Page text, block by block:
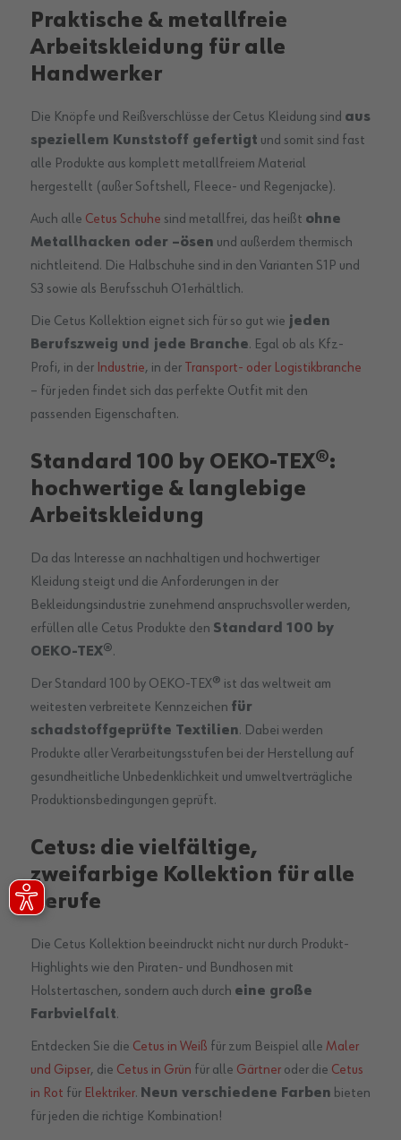
Praktische & metallfreie
Arbeitskleidung für alle
Handwerker
Die Knöpfe und Reißverschlüsse der Cetus Kleidung sind aus
speziellem Kunststoff gefertigt und somit sind fast
alle Produkte aus komplett metallfreiem Material
hergestellt (außer Softshell, Fleece- und Regenjacke).
Auch alle Cetus Schuhe sind metallfrei, das heißt ohne
Metallhacken oder –ösen und außerdem thermisch
nichtleitend. Die Halbschuhe sind in den Varianten S1P und
S3 sowie als Berufsschuh O1erhältlich.
Die Cetus Kollektion eignet sich für so gut wie jeden
Berufszweig und jede Branche. Egal ob als Kfz-
Profi, in der Industrie, in der Transport- oder Logistikbranche
– für jeden findet sich das perfekte Outfit mit den
passenden Eigenschaften.
Standard 100 by OEKO-TEX®:
hochwertige & langlebige
Arbeitskleidung
Da das Interesse an nachhaltigen und hochwertiger
Kleidung steigt und die Anforderungen in der
Bekleidungsindustrie zunehmend anspruchsvoller werden,
erfüllen alle Cetus Produkte den Standard 100 by
OEKO-TEX®.
Der Standard 100 by OEKO-TEX® ist das weltweit am
weitesten verbreitete Kennzeichen für
schadstoffgeprüfte Textilien. Dabei werden
Produkte aller Verarbeitungsstufen bei der Herstellung auf
gesundheitliche Unbedenklichkeit und umweltverträgliche
Produktionsbedingungen geprüft.
Cetus: die vielfältige,
zweifarbige Kollektion für alle
Berufe
Die Cetus Kollektion beeindruckt nicht nur durch Produkt-
Highlights wie den Piraten- und Bundhosen mit
Holstertaschen, sondern auch durch eine große
Farbvielfalt.
Entdecken Sie die Cetus in Weiß für zum Beispiel alle Maler
und Gipser, die Cetus in Grün für alle Gärtner oder die Cetus
in Rot für Elektriker. Neun verschiedene Farben bieten
für jeden die richtige Kombination!